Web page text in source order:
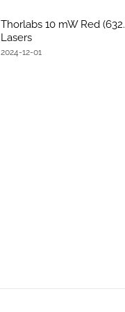
Thorlabs 10 mW Red
Lasers
2024-12-01